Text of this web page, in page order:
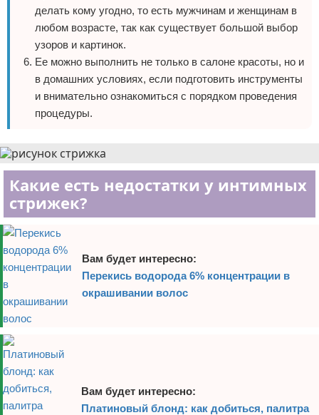
делать кому угодно, то есть мужчинам и женщинам в
любом возрасте, так как существует большой выбор
узоров и картинок.
Ее можно выполнить не только в салоне красоты, но и
в домашних условиях, если подготовить инструменты
и внимательно ознакомиться с порядком проведения
процедуры.
Какие есть недостатки у интимных
стрижек?
Вам будет интересно:
Перекись водорода 6% концентрации в
окрашивании волос
Вам будет интересно:
Платиновый блонд: как добиться, палитра